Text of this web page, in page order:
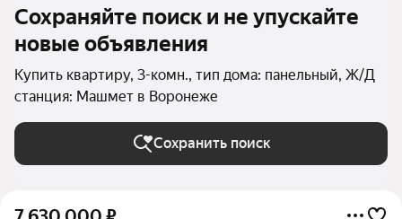
Сохраняйте поиск и не упускайте
новые объявления
Купить квартиру, 3-комн., тип дома: панельный, Ж/Д
станция: Машмет в Воронеже
Сохранить поиск